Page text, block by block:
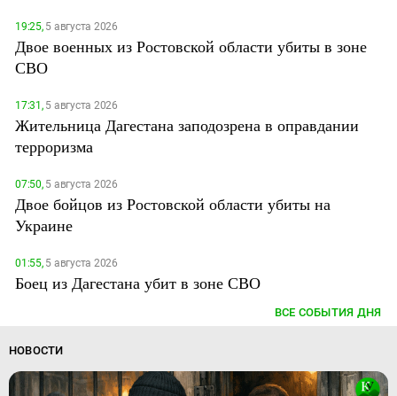
19:25,5 августа 2026
Двое военных из Ростовской области убиты в зоне
СВО
17:31,5 августа 2026
Жительница Дагестана заподозрена в оправдании
терроризма
07:50,5 августа 2026
Двое бойцов из Ростовской области убиты на
Украине
01:55,5 августа 2026
Боец из Дагестана убит в зоне СВО
ВСЕ СОБЫТИЯ ДНЯ
НОВОСТИ